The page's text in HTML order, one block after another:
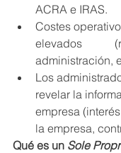
ACRA e IRAS.
Costes
elevados
administración,
Los
revelar la
empresa
la empresa,
Qué es un Sole